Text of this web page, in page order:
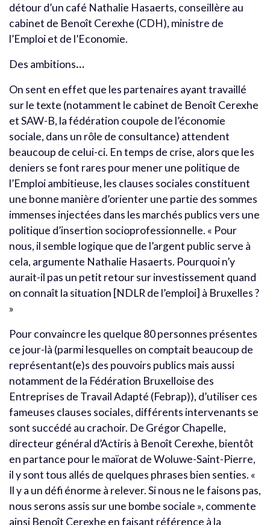
détour d’un café Nathalie Hasaerts, conseillère au
cabinet de Benoît Cerexhe (CDH), ministre de
l’Emploi et de l’Economie.
Des ambitions…
On sent en effet que les partenaires ayant travaillé
sur le texte (notamment le cabinet de Benoît Cerexhe
et SAW-B, la fédération coupole de l’économie
sociale, dans un rôle de consultance) attendent
beaucoup de celui-ci. En temps de crise, alors que les
deniers se font rares pour mener une politique de
l’Emploi ambitieuse, les clauses sociales constituent
une bonne manière d’orienter une partie des sommes
immenses injectées dans les marchés publics vers une
politique d’insertion socioprofessionnelle. « Pour
nous, il semble logique que de l’argent public serve à
cela, argumente Nathalie Hasaerts. Pourquoi n’y
aurait-il pas un petit retour sur investissement quand
on connaît la situation [NDLR de l’emploi] à Bruxelles ?
»
Pour convaincre les quelque 80 personnes présentes
ce jour-là (parmi lesquelles on comptait beaucoup de
représentant(e)s des pouvoirs publics mais aussi
notamment de la Fédération Bruxelloise des
Entreprises de Travail Adapté (Febrap)), d’utiliser ces
fameuses clauses sociales, différents intervenants se
sont succédé au crachoir. De Grégor Chapelle,
directeur général d’Actiris à Benoît Cerexhe, bientôt
en partance pour le maïorat de Woluwe-Saint-Pierre,
il y sont tous allés de quelques phrases bien senties. «
Il y a un défi énorme à relever. Si nous ne le faisons pas,
nous serons assis sur une bombe sociale », commente
ainsi Benoît Cerexhe en faisant référence à la